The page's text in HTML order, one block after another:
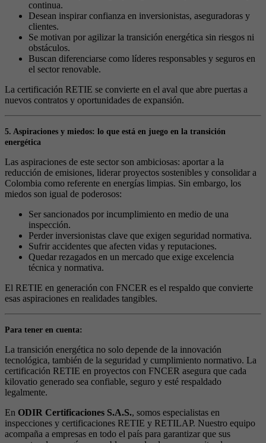
continua.
Desean inspirar confianza en inversionistas, aseguradoras y
clientes.
Se motivan por agilizar la transición energética sin riesgos ni
obstáculos.
Buscan diferenciarse como líderes responsables y seguros en
el sector renovable.
La certificación RETIE se convierte en el aval que abre puertas a
nuevos contratos y oportunidades de expansión.
5. Aspiraciones y miedos: lo que está en juego en la transición
energética
Las aspiraciones de este sector son ambiciosas: aportar a la
reducción de emisiones, liderar proyectos sostenibles y consolidar a
Colombia como referente en energías limpias. Sin embargo, los
miedos son igual de poderosos:
Ser sancionados por incumplimiento en medio de una
inspección.
Perder inversionistas clave que exigen seguridad normativa.
Sufrir accidentes que afecten vidas y reputaciones.
Quedar rezagados en un mercado que exige excelencia
técnica y normativa.
El RETIE en generación con FNCER es el respaldo que convierte
esas aspiraciones en realidades tangibles.
Para tener en cuenta:
La transición energética no solo depende de la innovación
tecnológica, también de la seguridad y cumplimiento normativo. La
certificación RETIE en proyectos con FNCER asegura que cada
kilovatio generado sea confiable, seguro y esté respaldado
legalmente.
En ODIR Certificaciones S.A.S., somos especialistas en
inspecciones y certificaciones RETIE y RETILAP. Nuestro equipo
acompaña a empresas en todo el país para garantizar que sus